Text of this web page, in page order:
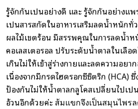
รู้จักกันเป็นอย่างดี และ รู้จักกันอย่างแ
เป็นสารสกัดในอาหารเสริมลดน้ำหนัก
ผลไม้เขตร้อน มีสรรพคุณในการลดน้ำ
คอเลสเตอรอล ปรับระดับน้ำตาลในเลื
เกินไม่ให้เข้าสู่ร่างกายและลดความอยา
เนื่องจากมีกรดไฮดรอกซีซิตริก (HCA)
ป้องกันไม่ให้น้ำตาลกลูโคสเปลี่ยนไปเป็
อ้วนอีกด้วยค่ะ ส้มแขกจึงเป็นสมุนไพร